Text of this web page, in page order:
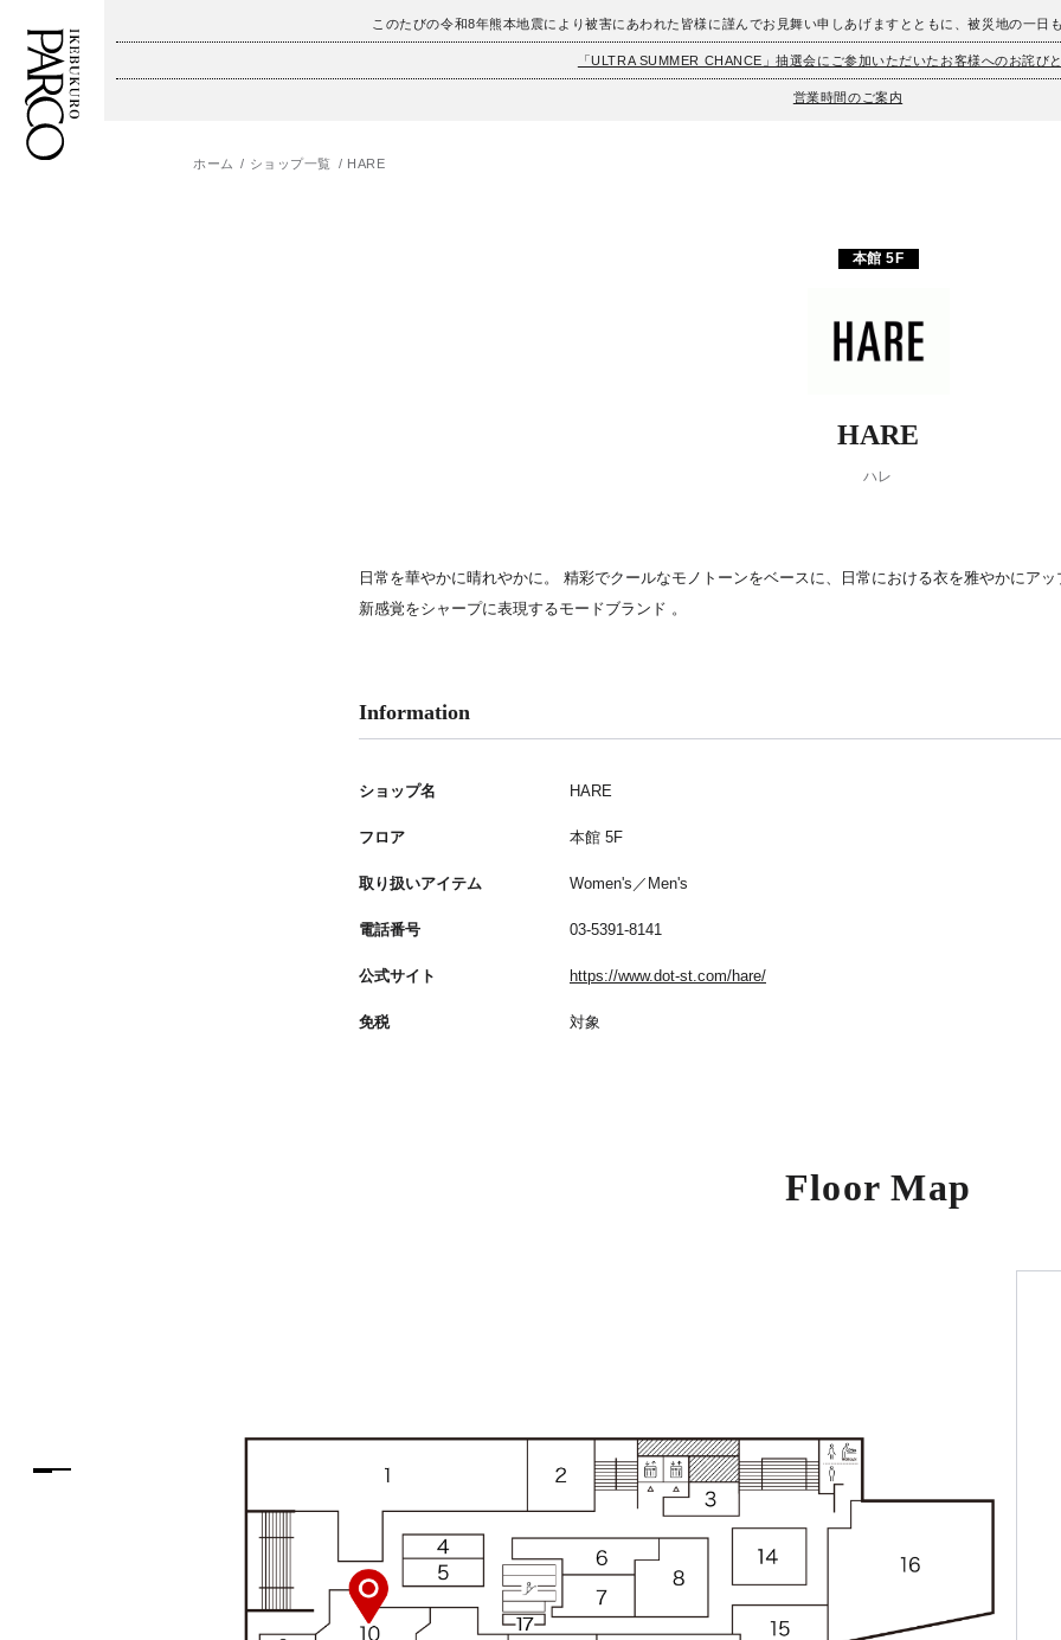
このたびの令和8年熊本地震により被害にあわれた皆様に謹んでお見舞い申しあげますとともに、被災地の一日
「ULTRA SUMMER CHANCE」抽選会にご参加いただいたお客様へのお詫び
営業時間のご案内
フロアガイド
ENGLISH
ホーム ショップ一覧 HARE
本館 5F
HARE
ハレ
日常を華やかに晴れやかに。 精彩でクールなモノトーンをベースに、日常における衣を雅やかにア
新感覚をシャープに表現するモードブランド 。
Information
ショップ名 HARE
フロア 本館 5F
取り扱いアイテム Women's／Men's
電話番号 03-5391-8141
公式サイト https://www.dot-st.com/hare/
免税 対象
Floor Map